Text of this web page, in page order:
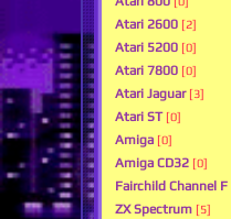
Atari 2600 [2]
Atari 5200 [0]
Atari 7800 [0]
Atari Jaguar [3]
Atari ST [0]
Amiga [0]
Amiga CD32 [0]
Fairchild Channel F
ZX Spectrum [5]